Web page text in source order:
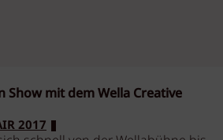
Show mit dem Wella Creative
2017